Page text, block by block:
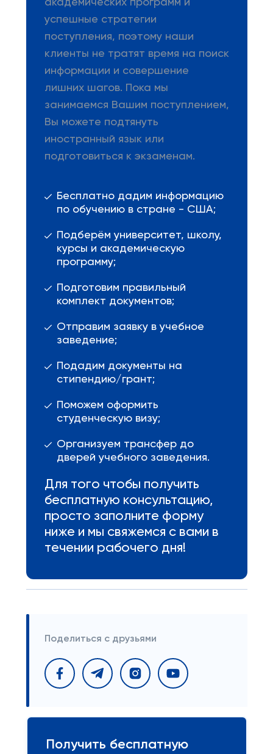
академических программ и
успешные стратегии
поступления, поэтому наши
клиенты не тратят время на поиск
информации и совершение
лишних шагов. Пока мы
занимаемся Вашим поступлением,
Вы можете подтянуть
иностранный язык или
подготовиться к экзаменам.
Бесплатно дадим информацию
по обучению в стране - США;
Подберём университет, школу,
курсы и академическую
программу;
Подготовим правильный
комплект документов;
Отправим заявку в учебное
заведение;
Подадим документы на
стипендию/грант;
Поможем оформить
студенческую визу;
Организуем трансфер до
дверей учебного заведения.
Для того чтобы получить
бесплатную консультацию,
просто заполните форму
ниже и мы свяжемся с вами в
течении рабочего дня!
Поделиться с друзьями
Получить бесплатную